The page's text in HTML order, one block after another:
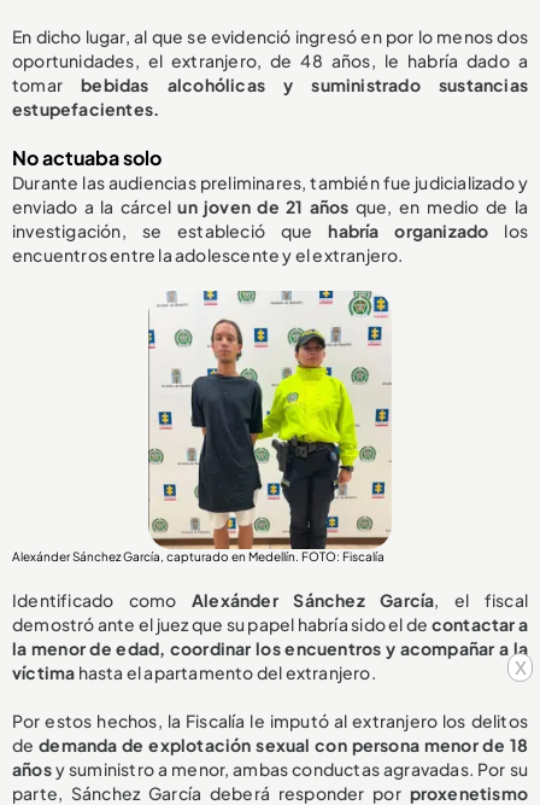
x
En dicho lugar, al que se evidenció ingresó en por lo menos dos
oportunidades, el extranjero, de 48 años, le habría dado a
tomarbebidas alcohólicas y suministrado sustancias
estupefacientes.
No actuaba solo
Durante las audiencias preliminares, también fue judicializado y
enviado a la cárcelun joven de 21 años que, en medio de la
investigación, se estableció quehabría organizado los
encuentros entre la adolescente y el extranjero.
Alexánder Sánchez García, capturado en Medellín. FOTO: Fiscalía
Identificado como Alexánder Sánchez García, el fiscal
demostró ante el juez que su papel habría sido el de contactar a
la menor de edad, coordinar los encuentros y acompañar a la
víctima hasta el apartamento del extranjero.
Por estos hechos, la Fiscalía le imputó al extranjero los delitos
dedemanda de explotación sexual con persona menor de 18
añosy suministro a menor, ambas conductas agravadas. Por su
parte, Sánchez García deberá responder por proxenetismo